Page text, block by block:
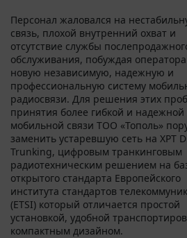
Персонал жаловался на
связь, плохой внутренний охват и
отсутствие службы
обслуживания, побуждая
новую независимую, надежную и
профессиональную систему
радиосвязи. Для решения этих
принятия более гибкой и надежной
мобильной связи ТОО «Тополь»
заменить устаревшую сеть на XPT
Trunking, цифровым транкинговым
радиотехническим решением на
открытого стандарта Европейского
института стандартов
(ETSI) который отличается простой
установкой, удобной
компактным дизайном.